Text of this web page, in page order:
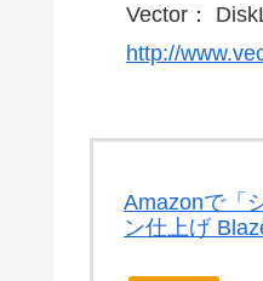
Vector：
http://
Amazonで「
ン仕上げ